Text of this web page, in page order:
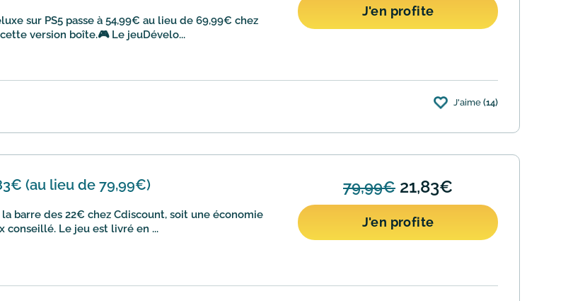
sur PS5 passe à 54,99€ au lieu de 69,99€ chez
version boîte.🎮 Le jeuDévelo...
J'en profite
J'aime (14)
(au lieu de 79,99€)
la barre des 22€ chez Cdiscount, soit une économie
conseillé. Le jeu est livré en ...
79,99€ 21,83€
J'en profite